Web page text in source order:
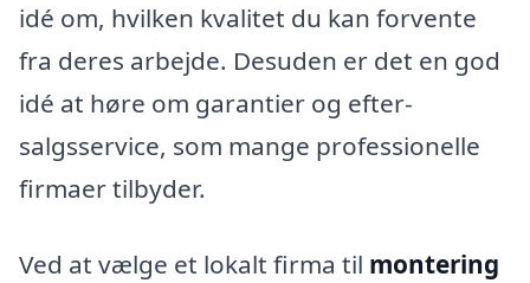
idé om, hvilken kvalitet du kan forvente
fra deres arbejde. Desuden er det en god
idé at høre om garantier og efter-
salgsservice, som mange professionelle
firmaer tilbyder.
Ved at vælge et lokalt firma til montering